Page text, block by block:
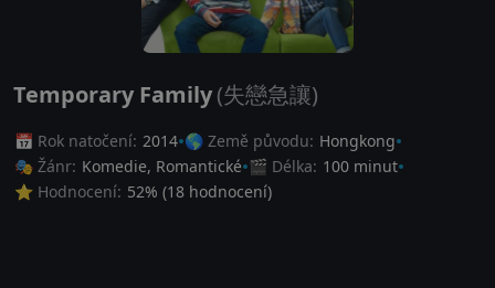
Temporary Family(失戀急讓)
📅 Rok natočení: 2014 🌎 Země původu: Hongkong
🎭 Žánr: Komedie, Romantické 🎬 Délka: 100 minut
⭐ Hodnocení: 52% (18 hodnocení)